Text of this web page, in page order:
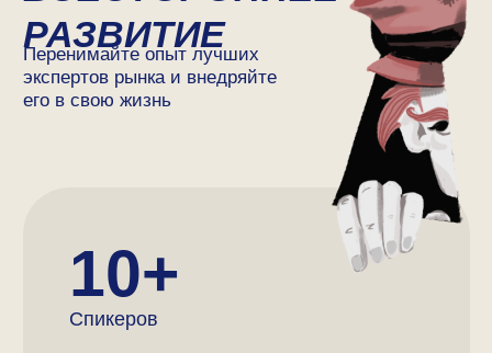
От партнеров
ВАУ-ПОДАРКИ
Почему сейчас идеальное
время действовать?